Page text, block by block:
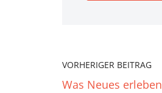
VORHERIGER BEITRAG
Was Neues erleben